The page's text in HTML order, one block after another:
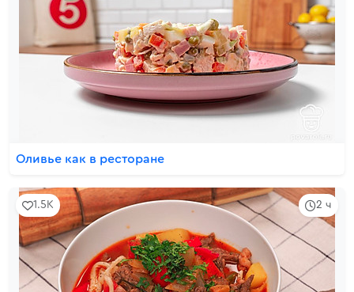
Оливье как в ресторане
2 ч
1.5K